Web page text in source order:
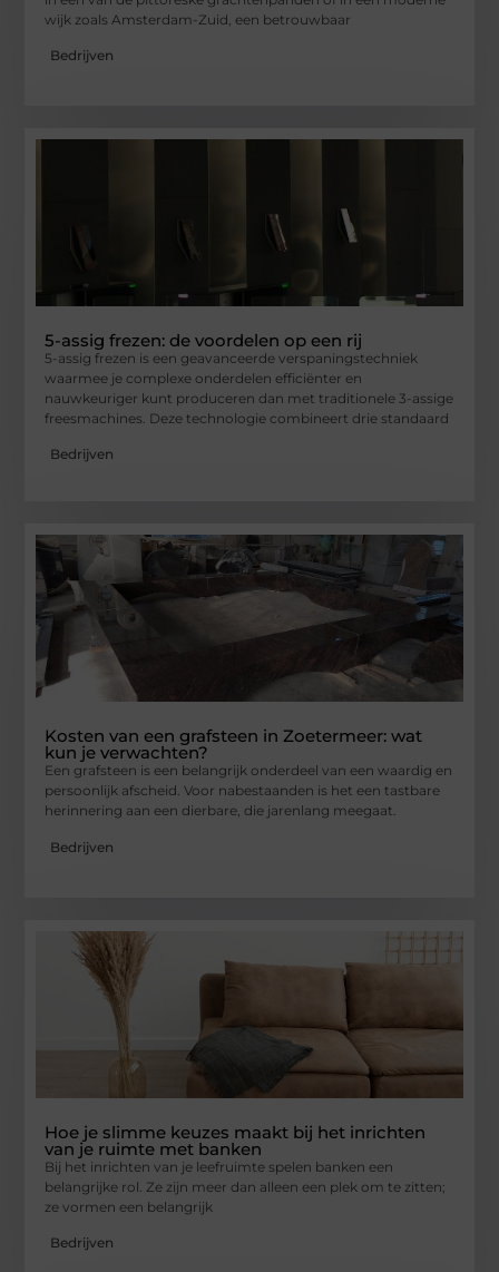
wijk zoals Amsterdam-Zuid, een betrouwbaar
Bedrijven
5-assig frezen: de voordelen op een rij
5-assig frezen is een geavanceerde verspaningstechniek
waarmee je complexe onderdelen efficiënter en
nauwkeuriger kunt produceren dan met traditionele 3-assige
freesmachines. Deze technologie combineert drie standaard
Bedrijven
Kosten van een grafsteen in Zoetermeer: wat
kun je verwachten?
Een grafsteen is een belangrijk onderdeel van een waardig en
persoonlijk afscheid. Voor nabestaanden is het een tastbare
herinnering aan een dierbare, die jarenlang meegaat.
Bedrijven
Hoe je slimme keuzes maakt bij het inrichten
van je ruimte met banken
Bij het inrichten van je leefruimte spelen banken een
belangrijke rol. Ze zijn meer dan alleen een plek om te zitten;
ze vormen een belangrijk
Bedrijven